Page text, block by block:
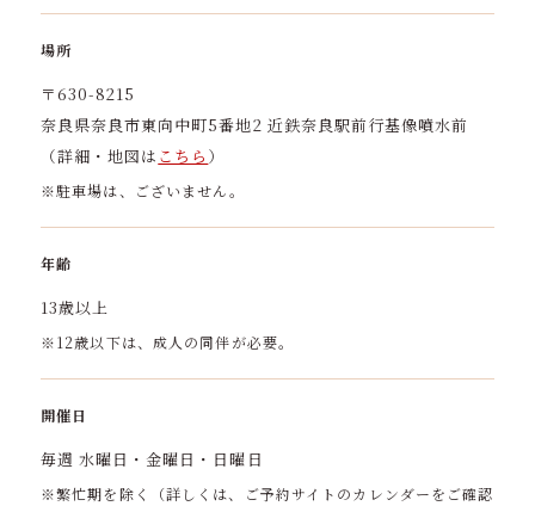
場所
〒630-8215
奈良県奈良市東向中町5番地2 近鉄奈良駅前行基像噴水前
（詳細・地図は こちら ）
※駐車場は、ございません。
年齢
13歳以上
※12歳以下は、成人の同伴が必要。
開催日
毎週 水曜日・金曜日・日曜日
※繁忙期を除く（詳しくは、ご予約サイトのカレンダーをご確認